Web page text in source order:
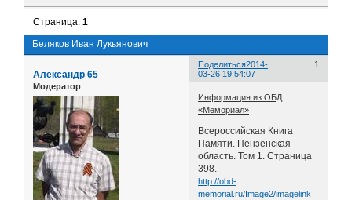
Беляков Иван Лукьянович
Страница:1
Поделиться 1
2014-
03-26 19:54:07
Александр 65
Модератор
Информация из ОБД
«Мемориал»
Всероссийская Книга
Памяти. Пензенская
область. Том 1. Страница
398.
http://obd-
memorial.ru/Image2/imagelink